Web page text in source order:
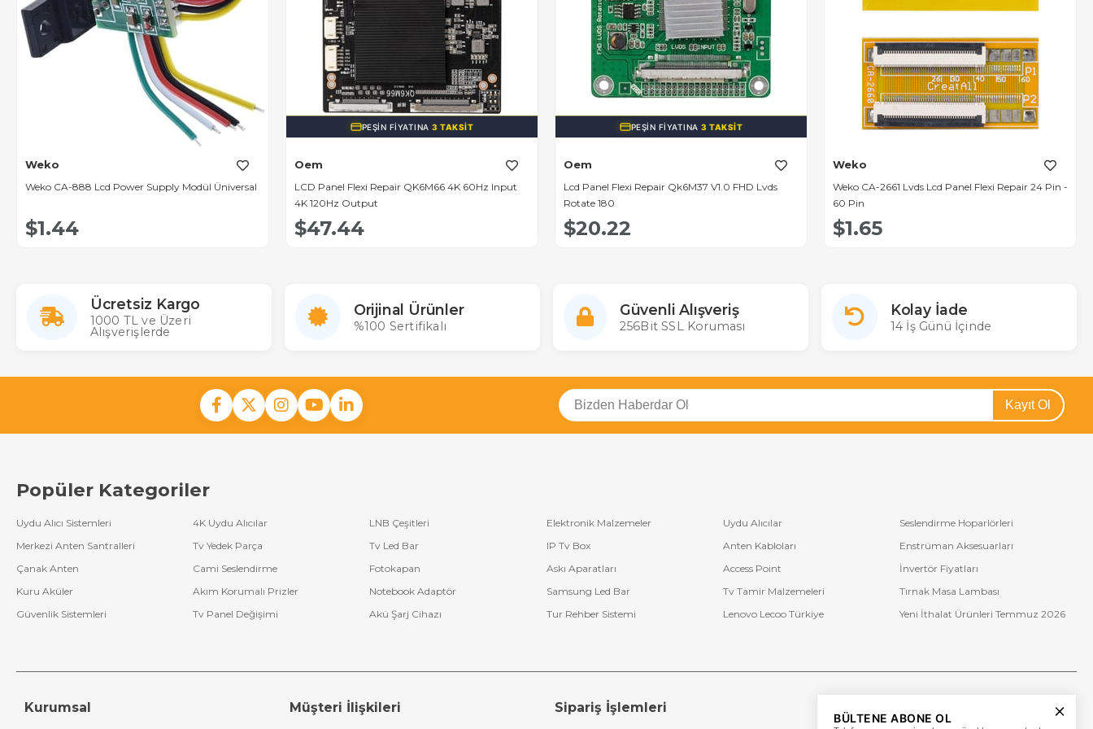
Weko
Weko CA-888 Lcd Power Supply Modül Üniversal
$1.44
PEŞIN FIYATINA3 TAKSIT
Oem
LCD Panel Flexi Repair QK6M66 4K 60Hz Input
4K 120Hz Output
$47.44
PEŞIN FIYATINA3 TAKSIT
Oem
Lcd Panel Flexi Repair Qk6M37 V1.0 FHD Lvds
Rotate 180
$20.22
Weko
Weko CA-2661 Lvds Lcd Panel Flexi Repair 24 Pin -
60 Pin
$1.65
Ücretsiz Kargo
1000 TL ve Üzeri
Alışverişlerde
Orijinal Ürünler
%100 Sertifikalı
Güvenli Alışveriş
256Bit SSL Koruması
Kolay İade
14 İş Günü İçinde
Kayıt Ol
Popüler Kategoriler
Uydu Alıcı Sistemleri 4K Uydu Alıcılar LNB Çeşitleri Elektronik Malzemeler Uydu Alıcılar
Seslendirme Hoparlörleri
Merkezi Anten Santralleri
Tv Yedek Parça Tv Led Bar IP Tv Box Anten Kabloları
Enstrüman Aksesuarları
Çanak Anten
Cami Seslendirme Fotokapan Askı Aparatları Access Point
İnvertör Fiyatları
Kuru Aküler
Akım Korumalı Prizler Notebook Adaptör Samsung Led Bar Tv Tamir Malzemeleri
Tırnak Masa Lambası
Güvenlik Sistemleri
Tv Panel Değişimi Akü Şarj Cihazı Tur Rehber Sistemi Lenovo Lecoo Türkiye Yeni İthalat Ürünleri Temmuz 2026
Kurumsal Müşteri İlişkileri Sipariş İşlemleri
BÜLTENE ABONE OL